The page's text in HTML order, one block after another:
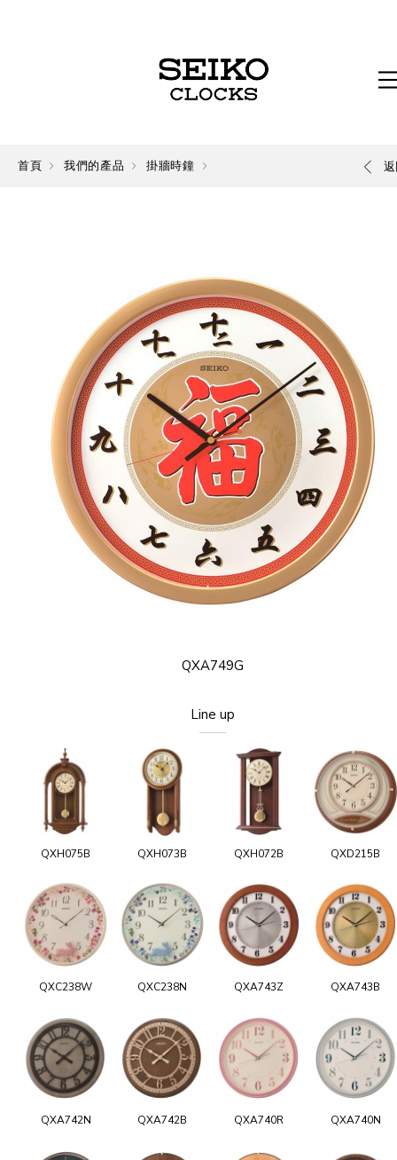
首頁 我們的產品 掛牆時鐘
QXA749G
Line up
QXH075B QXH073B QXH072B QXD215B
QXC238W QXC238N QXA743Z QXA743B
QXA742N QXA742B QXA740R QXA740N